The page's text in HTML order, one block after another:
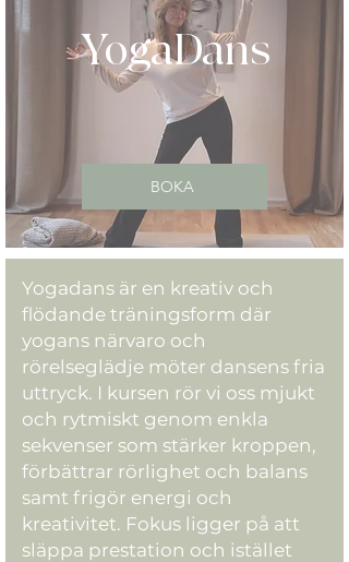
YogaDans
BOKA
Yogadans är en kreativ och
flödande träningsform där
yogans närvaro och
rörelseglädje möter dansens fria
uttryck. I kursen rör vi oss mjukt
och rytmiskt genom enkla
sekvenser som stärker kroppen,
förbättrar rörlighet och balans
samt frigör energi och
kreativitet. Fokus ligger på att
släppa prestation och istället